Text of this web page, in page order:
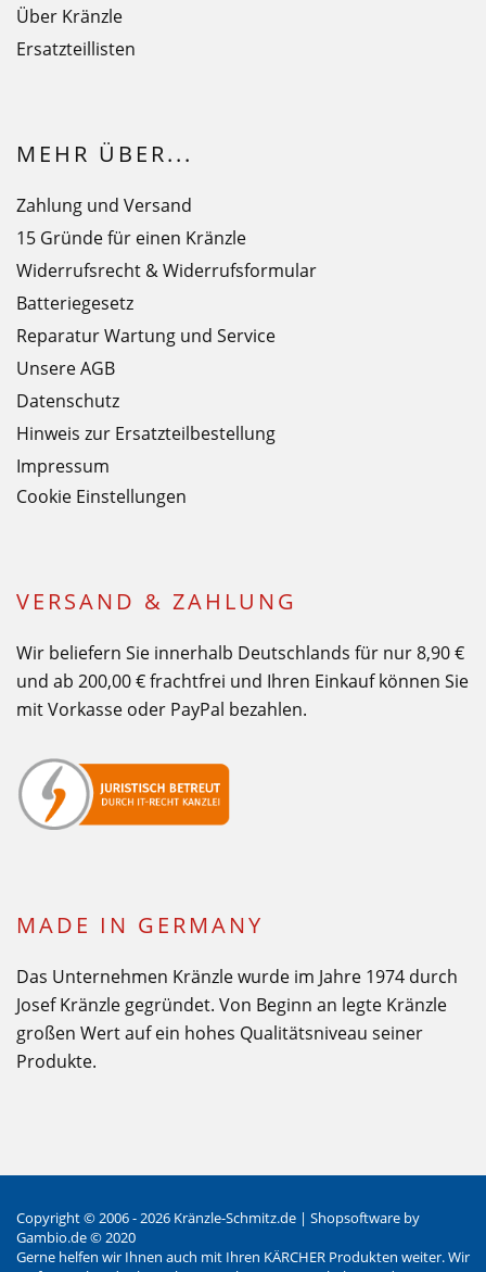
Über Kränzle
Ersatzteillisten
MEHR ÜBER...
Zahlung und Versand
15 Gründe für einen Kränzle
Widerrufsrecht & Widerrufsformular
Batteriegesetz
Reparatur Wartung und Service
Unsere AGB
Datenschutz
Hinweis zur Ersatzteilbestellung
Impressum
Cookie Einstellungen
VERSAND & ZAHLUNG
Wir beliefern Sie innerhalb Deutschlands für nur 8,90 €
und ab 200,00 € frachtfrei und Ihren Einkauf können Sie
mit Vorkasse oder PayPal bezahlen.
MADE IN GERMANY
Das Unternehmen Kränzle wurde im Jahre 1974 durch
Josef Kränzle gegründet. Von Beginn an legte Kränzle
großen Wert auf ein hohes Qualitätsniveau seiner
Produkte.
Copyright © 2006 - 2026 Kränzle-Schmitz.de | Shopsoftware by
Gambio.de © 2020
Gerne helfen wir Ihnen auch mit Ihren KÄRCHER Produkten weiter. Wir